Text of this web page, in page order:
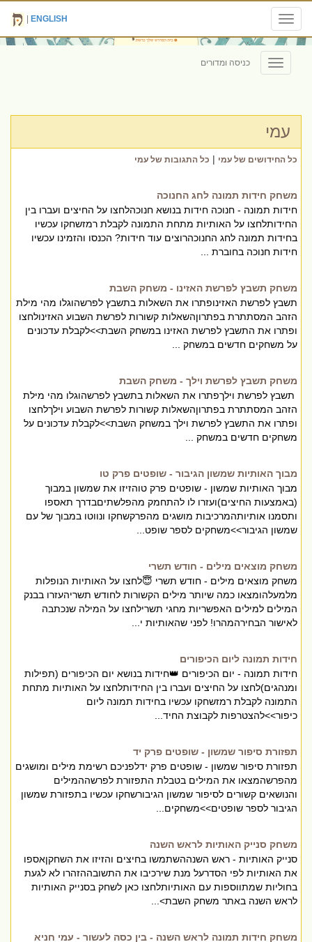
Toggle
navigation
ENGLISH
Toggle
navigation
כניסה ומדורים
עמי
כל החידושים של עמי | כל התגובות של עמי
משחק חידות תמונה לחג החנוכה
חידות תמונה - חנוכה חידות בנושא חנוכהלחצו על החיצים ועברו בין
החידותלחצו על האותיות מתחת התמונה לקבלת רמזשחקו עכשיו
בחידות תמונה לחג החנוכהרוצים עוד חידות? הכנסו והזמינו עכשיו
חידות חנוכה בחוברת ...
משחק תשבץ לפרשת האזינו - משחק השבת
תשבץ לפרשת האזינופתרו את השאלות בתשבץ לפרשהוגלו מהי מילת
הזהב המסתתרת בפתרוןהשאלות קשורות לפרשת השבוע האזינולחצו
ופתרו את התשבץ לפרשת האזינו במשחק השבת>>לקבלת עדכונים
על משחקים חדשים במשחק ...
משחק תשבץ לפרשת וילך - משחק השבת
תשבץ לפרשת וילךפתרו את השאלות בתשבץ לפרשהוגלו מהי מילת
הזהב המסתתרת בפתרוןהשאלות קשורות לפרשת השבוע וילךלחצו
ופתרו את התשבץ לפרשת וילך במשחק השבת>>לקבלת עדכונים על
משחקים חדשים במשחק ...
מבוך האותיות שמשון הגיבור - שופטים פרק טו
מבוך האותיות שמשון - שופטים פרק טוהזיזו את שמשון במבוך
(באמצעות החיצים)ועזרו לו להתחמק מהפלשתיםבדרך תאספו
ותסמנו אותיותהמרכיבות מושגים מהפרקשחקו ונווטו במבוך של עם
שמשון הגיבור>>משחקים לספר שופט...
משחק מוצאים מילים - חודש תשרי
משחק מוצאים מילים - חודש תשרי 😇לחצו על האותיות הנופלות
מלמעלהומצאו כמה שיותר מילים הקשורות לחודש תשריהעזרו בבנק
המילים למילים האפשריות מחגי תשרילחצו על המילה שנכתבה
לאישור הבחירהמהרו! לפני שהאותיות י...
חידות תמונה ליום הכיפורים
חידות תמונה - יום הכיפורים 👑חידות בנושא יום הכיפורים (תפילות
ומנהגים)לחצו על החיצים ועברו בין החידותלחצו על האותיות מתחת
התמונה לקבלת רמזשחקו עכשיו בחידות תמונה ליום
כיפור>>להצטרפות לקבוצת החיד...
תפזורת סיפור שמשון - שופטים פרק יד
תפזורת סיפור שמשון - שופטים פרק ידלפניכם רשימת מילים ומושגים
מהפרשהמצאו את המילים בטבלת התפזורת לפרשההמילים
והנושאים קשורים לסיפור שמשון הגיבורשחקו עכשיו בתפזורת שמשון
הגיבור לספר שופטים>>משחקים...
משחק סנייק האותיות לראש השנה
סנייק האותיות - ראש השנההשתמשו בחיצים והזיזו את השחקןאספו
את האותיות לפי הסדרעל מנת שירכיבו את התשובההזהרו לא לגעת
בחוליות שמתווספות עם האותיותלחצו כאן לשחק בסנייק האותיות
לראש השנה באתר משחק השבת>...
משחק חידות תמונה לראש השנה - בין כסה לעשור - עמי חניא